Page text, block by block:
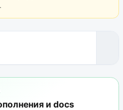
и docs